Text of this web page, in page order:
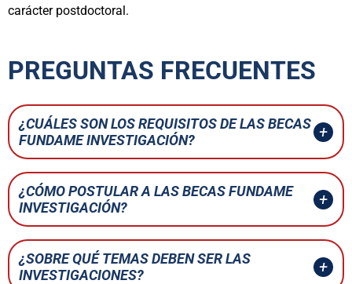
carácter postdoctoral.
PREGUNTAS FRECUENTES
¿CUÁLES SON LOS REQUISITOS DE LAS BECAS
FUNDAME INVESTIGACIÓN?
¿CÓMO POSTULAR A LAS BECAS FUNDAME
INVESTIGACIÓN?
¿SOBRE QUÉ TEMAS DEBEN SER LAS
INVESTIGACIONES?